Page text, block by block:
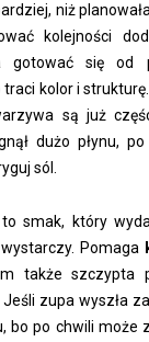
niż
kolejności
gotować się od
kolor i
są już
dużo płynu,
sól.
smak, który
Pomaga
także szczypta
zupa wyszła
bo po chwili może